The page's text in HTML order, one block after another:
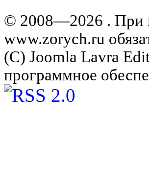
© 2008—2026 . При
www.zorych.ru
(C) Joomla Lavra
программное